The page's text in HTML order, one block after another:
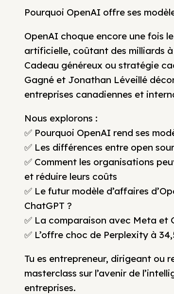
Pourquoi OpenAI offre ses
OpenAI choque encore une fois
artificielle, coûtant des milliards
Cadeau généreux ou stratégie
Gagné et Jonathan Léveillé
entreprises canadiennes et
Nous explorons :
✅ Pourquoi OpenAI rend ses
✅ Les différences entre open
✅ Comment les organisations
et réduire leurs coûts
✅ Le futur modèle d’affaires
ChatGPT ?
✅ La comparaison avec Meta et
✅ L’offre choc de Perplexity à
Tu es entrepreneur, dirigeant ou
masterclass sur l’avenir de
entreprises.